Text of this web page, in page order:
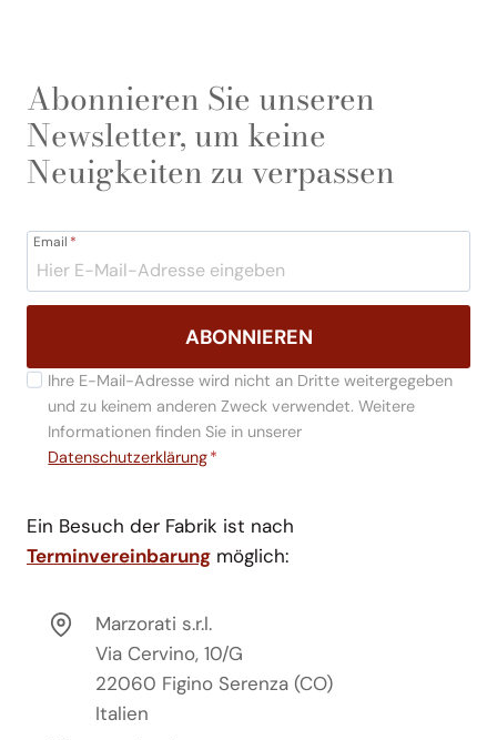
Abonnieren Sie unseren
Newsletter, um keine
Neuigkeiten zu verpassen
Email *
ABONNIEREN
Ihre E-Mail-Adresse wird nicht an Dritte weitergegeben
und zu keinem anderen Zweck verwendet. Weitere
Informationen finden Sie in unserer
Datenschutzerklärung*
Ein Besuch der Fabrik ist nach
Terminvereinbarung möglich:
Marzorati s.r.l.
Via Cervino, 10/G
22060 Figino Serenza (CO)
Italien